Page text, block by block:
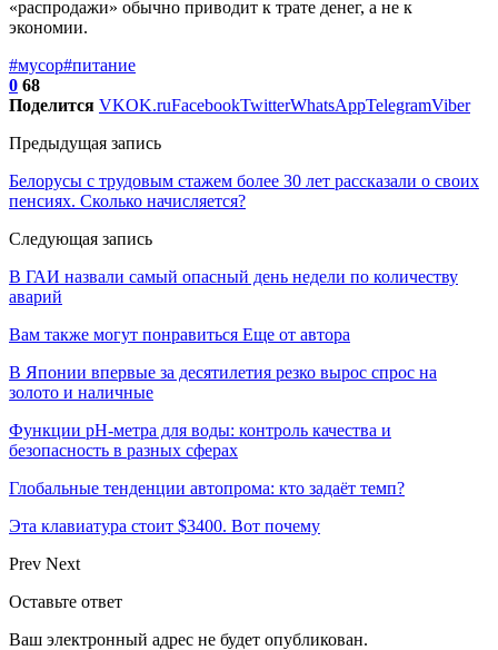
«распродажи» обычно приводит к трате денег, а не к
экономии.
#мусор#питание
0 68
Поделится VKOK.ruFacebookTwitterWhatsAppTelegramViber
Предыдущая запись
Белорусы с трудовым стажем более 30 лет рассказали о своих
пенсиях. Сколько начисляется?
Следующая запись
В ГАИ назвали самый опасный день недели по количеству
аварий
Вам также могут понравиться Еще от автора
В Японии впервые за десятилетия резко вырос спрос на
золото и наличные
Функции pH-метра для воды: контроль качества и
безопасность в разных сферах
Глобальные тенденции автопрома: кто задаёт темп?
Эта клавиатура стоит $3400. Вот почему
Prev Next
Оставьте ответ
Ваш электронный адрес не будет опубликован.